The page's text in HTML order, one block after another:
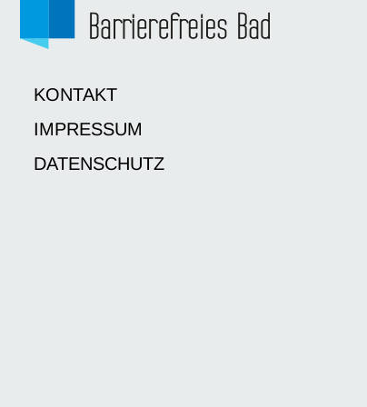
KONTAKT
IMPRESSUM
DATENSCHUTZ